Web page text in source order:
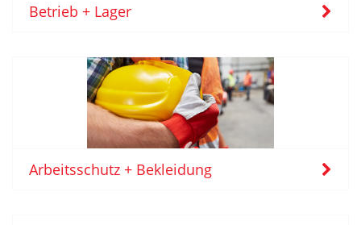
Betrieb + Lager
Arbeitsschutz + Bekleidung